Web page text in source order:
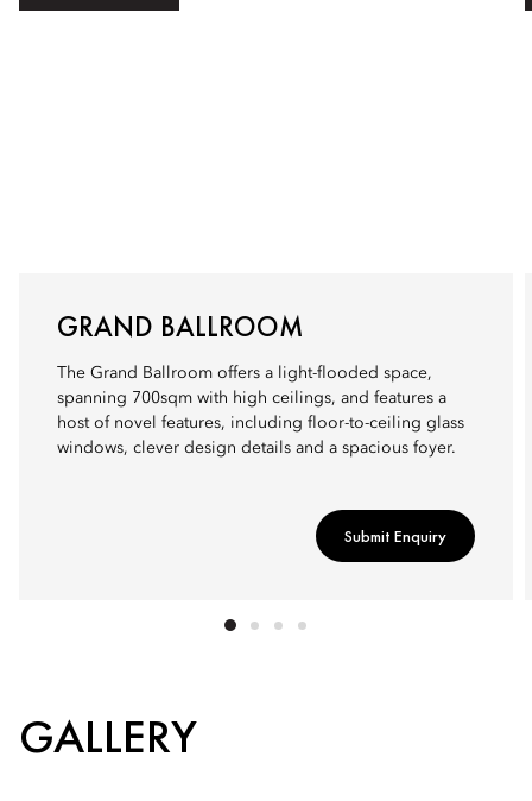
GRAND BALLROOM
The Grand Ballroom offers a light-flooded space,
spanning 700sqm with high ceilings, and features a
host of novel features, including floor-to-ceiling glass
windows, clever design details and a spacious foyer.
Submit Enquiry
GALLERY